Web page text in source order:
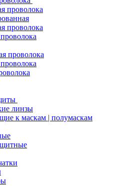
проволока
проволока
проволока
линзы
к маскам | полумаскам